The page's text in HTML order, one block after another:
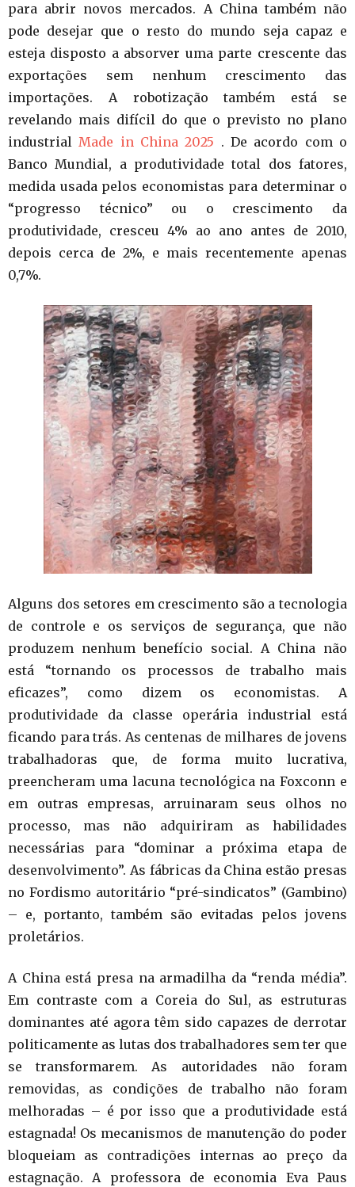
para abrir novos mercados. A China também não
pode desejar que o resto do mundo seja capaz e
esteja disposto a absorver uma parte crescente das
exportações sem nenhum crescimento das
importações. A robotização também está se
revelando mais difícil do que o previsto no plano
industrialMade in China 2025 . De acordo com o
Banco Mundial, a produtividade total dos fatores,
medida usada pelos economistas para determinar o
“progresso técnico” ou o crescimento da
produtividade, cresceu 4% ao ano antes de 2010,
depois cerca de 2%, e mais recentemente apenas
0,7%.
Alguns dos setores em crescimento são a tecnologia
de controle e os serviços de segurança, que não
produzem nenhum benefício social. A China não
está “tornando os processos de trabalho mais
eficazes”, como dizem os economistas. A
produtividade da classe operária industrial está
ficando para trás. As centenas de milhares de jovens
trabalhadoras que, de forma muito lucrativa,
preencheram uma lacuna tecnológica na Foxconn e
em outras empresas, arruinaram seus olhos no
processo, mas não adquiriram as habilidades
necessárias para “dominar a próxima etapa de
desenvolvimento”. As fábricas da China estão presas
no Fordismo autoritário “pré-sindicatos” (Gambino)
– e, portanto, também são evitadas pelos jovens
proletários.
A China está presa na armadilha da “renda média”.
Em contraste com a Coreia do Sul, as estruturas
dominantes até agora têm sido capazes de derrotar
politicamente as lutas dos trabalhadores sem ter que
se transformarem. As autoridades não foram
removidas, as condições de trabalho não foram
melhoradas – é por isso que a produtividade está
estagnada! Os mecanismos de manutenção do poder
bloqueiam as contradições internas ao preço da
estagnação. A professora de economia Eva Paus